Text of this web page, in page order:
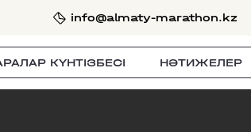
info@almaty-marathon.kz
КҮНТІЗБЕСI НӘТИЖЕЛЕР